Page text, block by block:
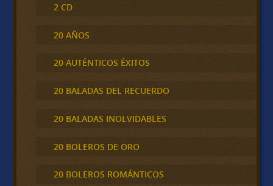
2 CD
20 AÑOS
20 AUTÉNTICOS ÉXITOS
20 BALADAS DEL RECUERDO
20 BALADAS INOLVIDABLES
20 BOLEROS DE ORO
20 BOLEROS ROMÁNTICOS